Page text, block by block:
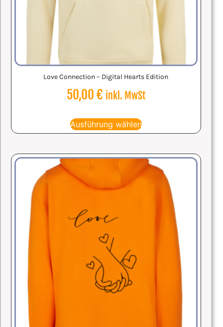
Love Connection – Digital Hearts Edition
50,00€ inkl. MwSt
Ausführung wählen